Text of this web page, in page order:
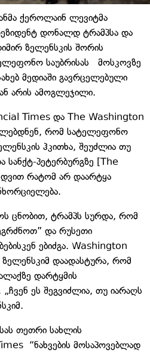
ქეროლაინ ლევიტმა
დონალდ ტრამპსა და
ზელენსკის შორის
საუბრისას მოსკოვზე
მედიაში გავრცელებული
არის ამოგლეჯილი.
Times და The Washington
რომ სატელეფონო
ჰკითხა, შეუძლია თუ
სანქტ-პეტერბურგზე [The
რატომ არ დაარტყა
ცნობით, ტრამპს სურდა, რომ
და რუსეთი
ებიძგა. Washington
დაადასტურა, რომ
დარტყმის
ეს შეგვიძლია, თუ იარაღს
თეთრი სახლის
“ნახვების მოსაპოვებლად